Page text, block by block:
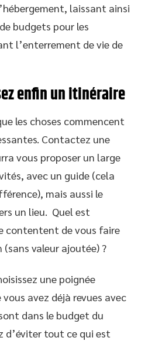
laissant ainsi
budgets pour les
l’enterrement de vie de
enfin un itinéraire
les choses commencent
Contactez une
vous proposer un large
avec un guide (cela
mais aussi le
un lieu. Quel est
contentent de vous faire
(sans valeur ajoutée) ?
une poignée
avez déjà revues avec
dans le budget du
d’éviter tout ce qui est